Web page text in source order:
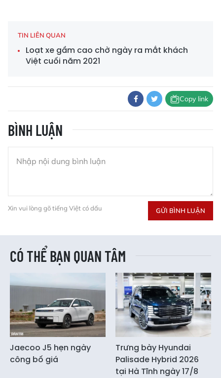
TIN LIÊN QUAN
Loạt xe gầm cao chờ ngày ra mắt khách
Việt cuối năm 2021
Copy link
BÌNH LUẬN
Xin vui lòng gõ tiếng Việt có dấu GỬI BÌNH LUẬN
CÓ THỂ BẠN QUAN TÂM
Jaecoo J5 hẹn ngày
công bố giá
Trưng bày Hyundai
Palisade Hybrid 2026
tại Hà Tĩnh ngày 17/8